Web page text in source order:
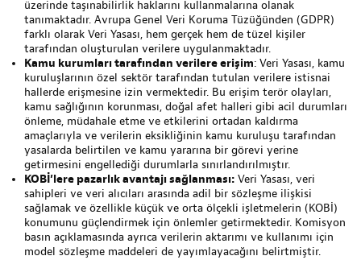
üzerinde taşınabilirlik haklarını kullanmalarına olanak
tanımaktadır. Avrupa Genel Veri Koruma Tüzüğünden (GDPR)
farklı olarak Veri Yasası, hem gerçek hem de tüzel kişiler
tarafından oluşturulan verilere uygulanmaktadır.
Kamu kurumları tarafından verilere erişim: Veri Yasası, kamu
kuruluşlarının özel sektör tarafından tutulan verilere istisnai
hallerde erişmesine izin vermektedir. Bu erişim terör olayları,
kamu sağlığının korunması, doğal afet halleri gibi acil durumları
önleme, müdahale etme ve etkilerini ortadan kaldırma
amaçlarıyla ve verilerin eksikliğinin kamu kuruluşu tarafından
yasalarda belirtilen ve kamu yararına bir görevi yerine
getirmesini engellediği durumlarla sınırlandırılmıştır.
KOBİ’lere pazarlık avantajı sağlanması: Veri Yasası, veri
sahipleri ve veri alıcıları arasında adil bir sözleşme ilişkisi
sağlamak ve özellikle küçük ve orta ölçekli işletmelerin (KOBİ)
konumunu güçlendirmek için önlemler getirmektedir. Komisyon
basın açıklamasında ayrıca verilerin aktarımı ve kullanımı için
model sözleşme maddeleri de yayımlayacağını belirtmiştir.